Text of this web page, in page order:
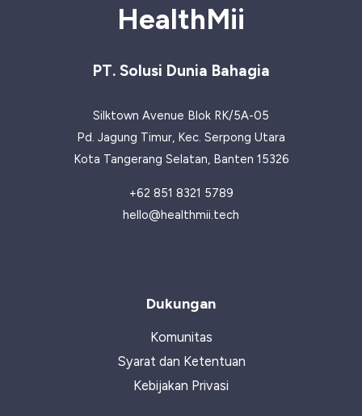
Optimal
HealthMii
PT. Solusi Dunia Bahagia
Silktown Avenue Blok RK/5A-05
Pd. Jagung Timur, Kec. Serpong Utara
Kota Tangerang Selatan, Banten 15326
+62 851 8321 5789
hello@healthmii.tech
Dukungan
Komunitas
Syarat dan Ketentuan
Kebijakan Privasi